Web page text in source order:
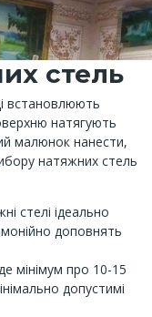
стель
встановлюють
натягують
малюнок нанести,
натяжних стель
стелі ідеально
доповнять
мінімум про 10-15
допустимі